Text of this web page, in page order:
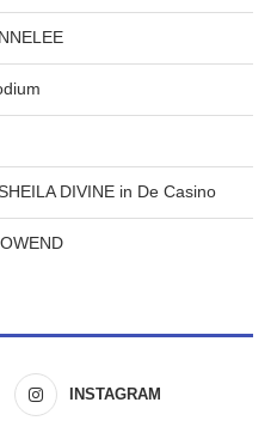
DIVINE in De Casino
INSTAGRAM